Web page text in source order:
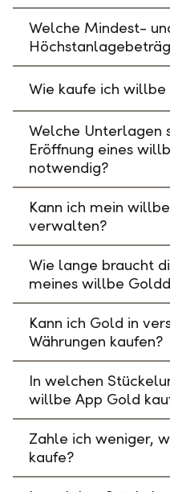
Welche Mindest-
Wie kaufe ich willbe
Welche Unterlagen
Eröffnung eines
notwendig?
Kann ich mein
verwalten?
Wie lange braucht
meines willbe
Kann ich Gold in
Währungen kaufen?
In welchen
willbe App Gold
Zahle ich weniger,
kaufe?